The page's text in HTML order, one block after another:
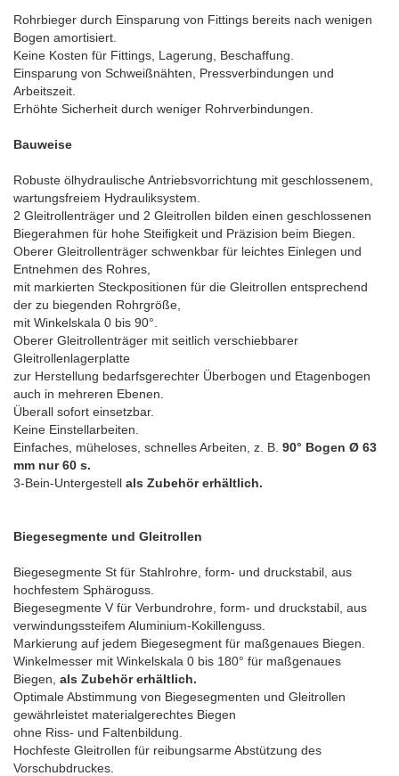
Rohrbieger durch Einsparung von Fittings bereits nach wenigen
Bogen amortisiert.
Keine Kosten für Fittings, Lagerung, Beschaffung.
Einsparung von Schweißnähten, Pressverbindungen und
Arbeitszeit.
Erhöhte Sicherheit durch weniger Rohrverbindungen.
Bauweise
Robuste ölhydraulische Antriebsvorrichtung mit geschlossenem,
wartungsfreiem Hydrauliksystem.
2 Gleitrollenträger und 2 Gleitrollen bilden einen geschlossenen
Biegerahmen für hohe Steifigkeit und Präzision beim Biegen.
Oberer Gleitrollenträger schwenkbar für leichtes Einlegen und
Entnehmen des Rohres,
mit markierten Steckpositionen für die Gleitrollen entsprechend
der zu biegenden Rohrgröße,
mit Winkelskala 0 bis 90°.
Oberer Gleitrollenträger mit seitlich verschiebbarer
Gleitrollenlagerplatte
zur Herstellung bedarfsgerechter Überbogen und Etagenbogen
auch in mehreren Ebenen.
Überall sofort einsetzbar.
Keine Einstellarbeiten.
Einfaches, müheloses, schnelles Arbeiten, z. B. 90° Bogen Ø 63
mm nur 60 s.
3-Bein-Untergestell als Zubehör erhältlich.
Biegesegmente und Gleitrollen
Biegesegmente St für Stahlrohre, form- und druckstabil, aus
hochfestem Sphäroguss.
Biegesegmente V für Verbundrohre, form- und druckstabil, aus
verwindungssteifem Aluminium-Kokillenguss.
Markierung auf jedem Biegesegment für maßgenaues Biegen.
Winkelmesser mit Winkelskala 0 bis 180° für maßgenaues
Biegen, als Zubehör erhältlich.
Optimale Abstimmung von Biegesegmenten und Gleitrollen
gewährleistet materialgerechtes Biegen
ohne Riss- und Faltenbildung.
Hochfeste Gleitrollen für reibungsarme Abstützung des
Vorschubdruckes.